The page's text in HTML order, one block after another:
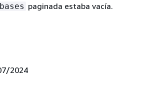
paginada estaba vacía.
2024